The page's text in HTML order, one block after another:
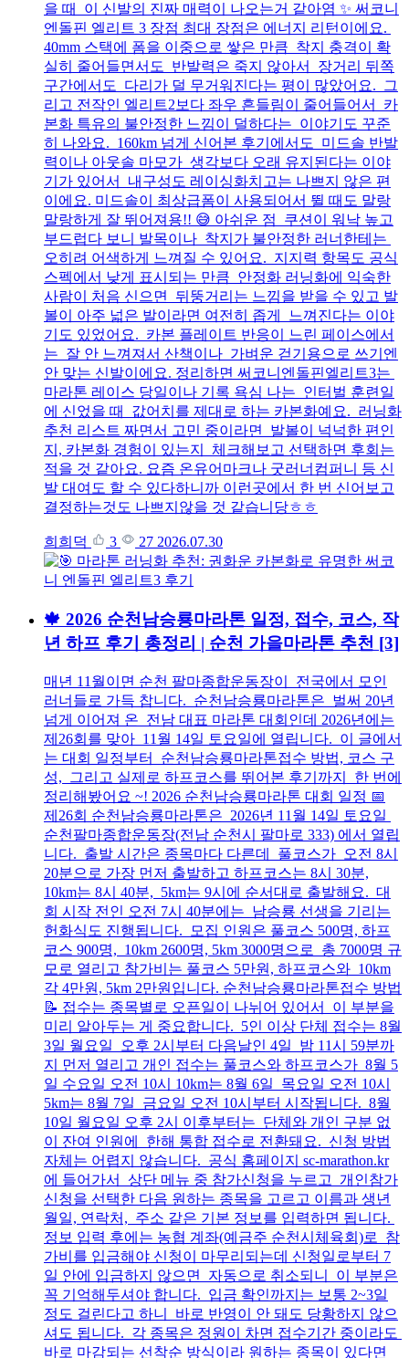
을 때 이 신발의 진짜 매력이 나오는거 같아염 ✨ 써코니
엔돌핀 엘리트 3 장점 최대 장점은 에너지 리턴이에요.
40mm 스택에 폼을 이중으로 쌓은 만큼 착지 충격이 확
실히 줄어들면서도 반발력은 죽지 않아서 장거리 뒤쪽
구간에서도 다리가 덜 무거워진다는 평이 많았어요. 그
리고 전작인 엘리트2보다 좌우 흔들림이 줄어들어서 카
본화 특유의 불안정한 느낌이 덜하다는 이야기도 꾸준
히 나와요. 160km 넘게 신어본 후기에서도 미드솔 반발
력이나 아웃솔 마모가 생각보다 오래 유지된다는 이야
기가 있어서 내구성도 레이싱화치고는 나쁘지 않은 편
이에요. 미드솔이 최상급폼이 사용되어서 뛸 때도 말랑
말랑하게 잘 뛰어져용!! 😅 아쉬운 점 쿠션이 워낙 높고
부드럽다 보니 발목이나 착지가 불안정한 러너한테는
오히려 어색하게 느껴질 수 있어요. 지지력 항목도 공식
스펙에서 낮게 표시되는 만큼 안정화 러닝화에 익숙한
사람이 처음 신으면 뒤뚱거리는 느낌을 받을 수 있고 발
볼이 아주 넓은 발이라면 여전히 좁게 느껴진다는 이야
기도 있었어요. 카본 플레이트 반응이 느린 페이스에서
는 잘 안 느껴져서 산책이나 가벼운 걷기용으로 쓰기엔
안 맞는 신발이에요. 정리하면 써코니엔돌핀엘리트3는
마라톤 레이스 당일이나 기록 욕심 나는 인터벌 훈련일
에 신었을 때 값어치를 제대로 하는 카본화예요. 러닝화
추천 리스트 짜면서 고민 중이라면 발볼이 넉넉한 편인
지, 카본화 경험이 있는지 체크해보고 선택하면 후회는
적을 것 같아요. 요즘 온유어마크나 굿러너컴퍼니 등 신
발 대여도 할 수 있다하니까 이런곳에서 한 번 신어보고
결정하는것도 나쁘지않을 것 같습니당ㅎㅎ
희희덕 3 27 2026.07.30
🍁 2026 순천남승룡마라톤 일정, 접수, 코스, 작
년 하프 후기 총정리 | 순천 가을마라톤 추천 [3]
매년 11월이면 순천 팔마종합운동장이 전국에서 모인
러너들로 가득 찹니다. 순천남승룡마라톤은 벌써 20년
넘게 이어져 온 전남 대표 마라톤 대회인데 2026년에는
제26회를 맞아 11월 14일 토요일에 열립니다. 이 글에서
는 대회 일정부터 순천남승룡마라톤접수 방법, 코스 구
성, 그리고 실제로 하프코스를 뛰어본 후기까지 한 번에
정리해봤어요 ~! 2026 순천남승룡마라톤 대회 일정 📅
제26회 순천남승룡마라톤은 2026년 11월 14일 토요일
순천팔마종합운동장(전남 순천시 팔마로 333) 에서 열립
니다. 출발 시간은 종목마다 다른데 풀코스가 오전 8시
20분으로 가장 먼저 출발하고 하프코스는 8시 30분,
10km는 8시 40분, 5km는 9시에 순서대로 출발해요. 대
회 시작 전인 오전 7시 40분에는 남승룡 선생을 기리는
헌화식도 진행됩니다. 모집 인원은 풀코스 500명, 하프
코스 900명, 10km 2600명, 5km 3000명으로 총 7000명 규
모로 열리고 참가비는 풀코스 5만원, 하프코스와 10km
각 4만원, 5km 2만원입니다. 순천남승룡마라톤접수 방법
📝 접수는 종목별로 오픈일이 나뉘어 있어서 이 부분을
미리 알아두는 게 중요합니다. 5인 이상 단체 접수는 8월
3일 월요일 오후 2시부터 다음날인 4일 밤 11시 59분까
지 먼저 열리고 개인 접수는 풀코스와 하프코스가 8월 5
일 수요일 오전 10시 10km는 8월 6일 목요일 오전 10시
5km는 8월 7일 금요일 오전 10시부터 시작됩니다. 8월
10일 월요일 오후 2시 이후부터는 단체와 개인 구분 없
이 잔여 인원에 한해 통합 접수로 전환돼요. 신청 방법
자체는 어렵지 않습니다. 공식 홈페이지 sc-marathon.kr
에 들어가서 상단 메뉴 중 참가신청을 누르고 개인참가
신청을 선택한 다음 원하는 종목을 고르고 이름과 생년
월일, 연락처, 주소 같은 기본 정보를 입력하면 됩니다.
정보 입력 후에는 농협 계좌(예금주 순천시체육회)로 참
가비를 입금해야 신청이 마무리되는데 신청일로부터 7
일 안에 입금하지 않으면 자동으로 취소되니 이 부분은
꼭 기억해두셔야 합니다. 입금 확인까지는 보통 2~3일
정도 걸린다고 하니 바로 반영이 안 돼도 당황하지 않으
셔도 됩니다. 각 종목은 정원이 차면 접수기간 중이라도
바로 마감되는 선착순 방식이라 원하는 종목이 있다면